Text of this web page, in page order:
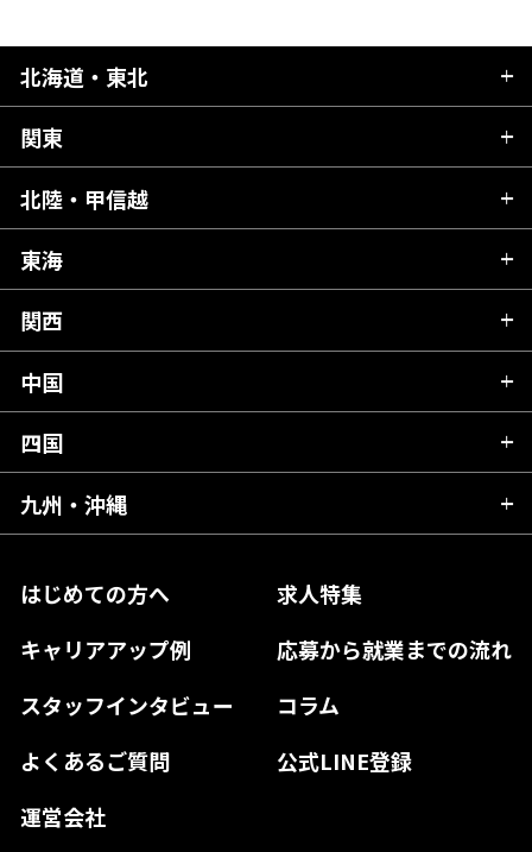
はじめての方へ
求人特集
キャリアアップ例
応募から就業までの流れ
スタッフインタビュー
コラム
よくあるご質問
公式LINE登録
運営会社
北海道・東北
北海道
青森県
秋田県
岩手県
宮城県
福島県
関東
茨城県
栃木県
群馬県
千葉県
東京都
神奈川県
北陸・甲信越
新潟県
富山県
石川県
山梨県
長野県
東海
岐阜県
静岡県
愛知県
関西
滋賀県
京都府
大阪府
奈良県
和歌山県
中国
広島県
岡山県
島根県
山口県
四国
愛媛県
高知県
徳島県
九州・沖縄
熊本県
宮崎県